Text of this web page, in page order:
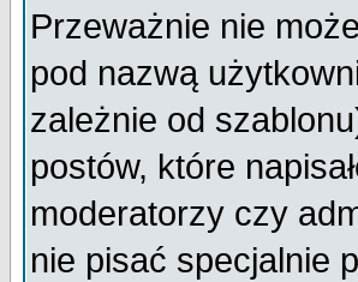
Przeważnie nie
pod nazwą
zależnie od
postów, które
moderatorzy czy
nie pisać specjalnie